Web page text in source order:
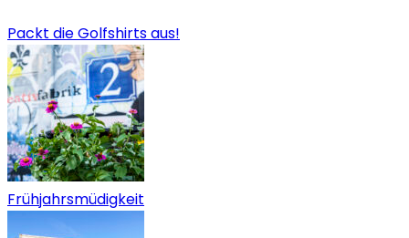
Packt die Golfshirts aus!
Frühjahrsmüdigkeit